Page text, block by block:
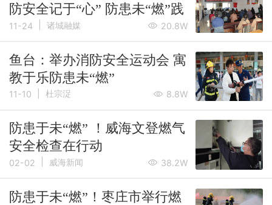
防安全记于“心” 防患未“燃”践
于行
11-24 诸城融媒 20.8W
鱼台：举办消防安全运动会 寓
教于乐防患未“燃”
11-10 杜宗浞 8.8W
防患于未“燃” ！威海文登燃气
安全检查在行动
02-02 威海新闻 38.2W
防患于未“燃”！枣庄市举行燃